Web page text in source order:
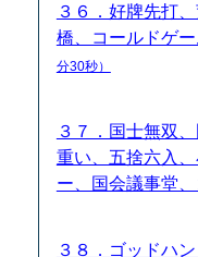
３６．好牌先打
橋、コールドゲ
分30秒）
３７．国士無双
重い、五捨六入
ー、国会議事堂
３８．ゴッドハ